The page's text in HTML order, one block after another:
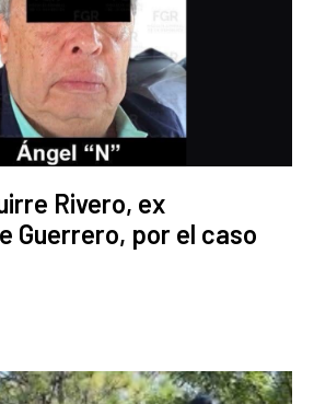
Rivero, ex
Guerrero, por el caso